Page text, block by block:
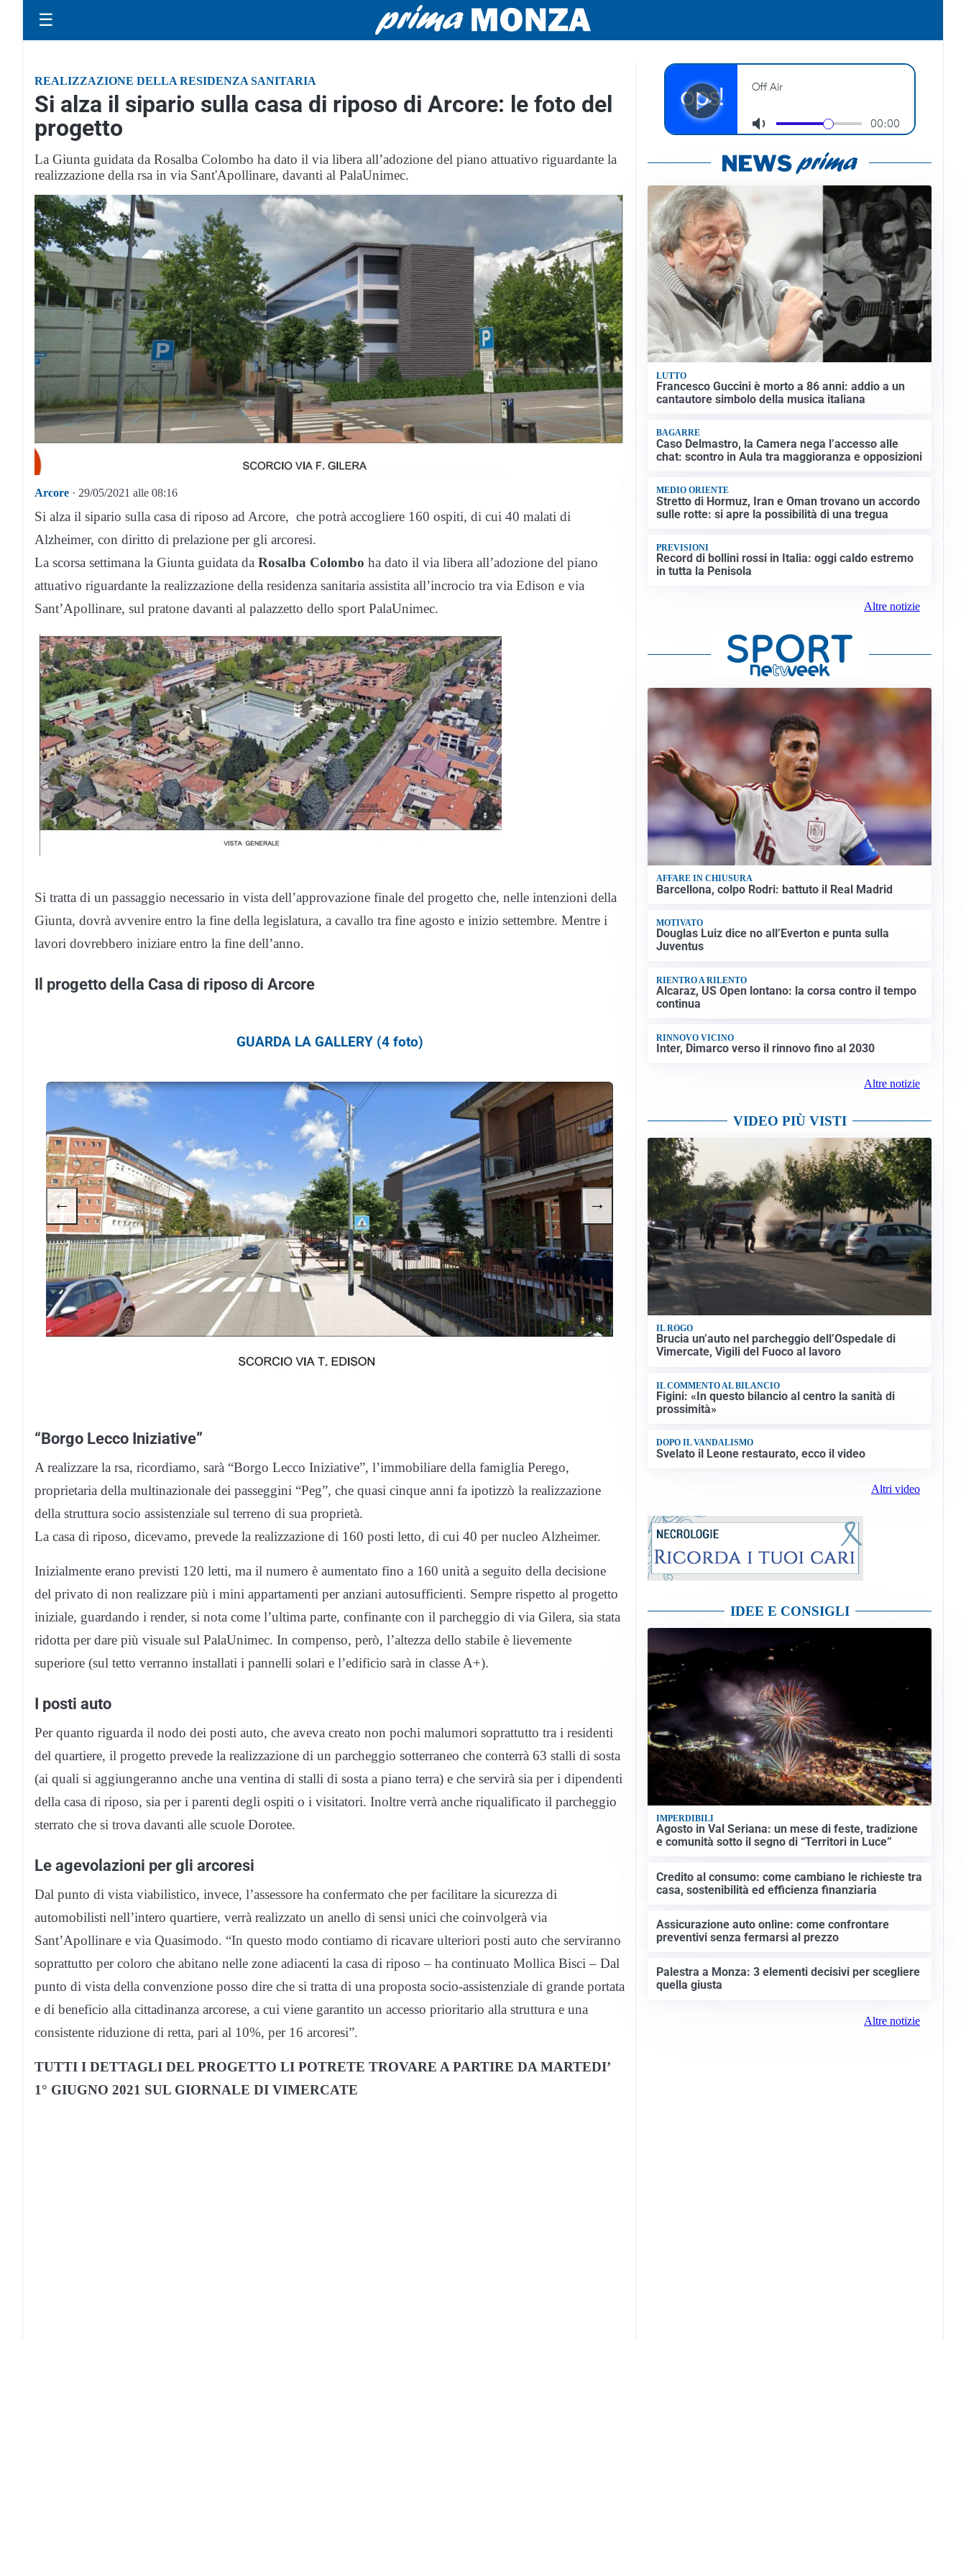
☰
REALIZZAZIONE DELLA RESIDENZA SANITARIA
Si alza il sipario sulla casa di riposo di Arcore: le foto del
progetto
La Giunta guidata da Rosalba Colombo ha dato il via libera all’adozione del piano attuativo riguardante la
realizzazione della rsa in via Sant'Apollinare, davanti al PalaUnimec.
Arcore · 29/05/2021 alle 08:16
Si alza il sipario sulla casa di riposo ad Arcore, che potrà accogliere 160 ospiti, di cui 40 malati di
Alzheimer, con diritto di prelazione per gli arcoresi.
La scorsa settimana la Giunta guidata da Rosalba Colombo ha dato il via libera all’adozione del piano
attuativo riguardante la realizzazione della residenza sanitaria assistita all’incrocio tra via Edison e via
Sant’Apollinare, sul pratone davanti al palazzetto dello sport PalaUnimec.
Si tratta di un passaggio necessario in vista dell’approvazione finale del progetto che, nelle intenzioni della
Giunta, dovrà avvenire entro la fine della legislatura, a cavallo tra fine agosto e inizio settembre. Mentre i
lavori dovrebbero iniziare entro la fine dell’anno.
Il progetto della Casa di riposo di Arcore
GUARDA LA GALLERY (4 foto)
← →
“Borgo Lecco Iniziative”
A realizzare la rsa, ricordiamo, sarà “Borgo Lecco Iniziative”, l’immobiliare della famiglia Perego,
proprietaria della multinazionale dei passeggini “Peg”, che quasi cinque anni fa ipotizzò la realizzazione
della struttura socio assistenziale sul terreno di sua proprietà.
La casa di riposo, dicevamo, prevede la realizzazione di 160 posti letto, di cui 40 per nucleo Alzheimer.
Inizialmente erano previsti 120 letti, ma il numero è aumentato fino a 160 unità a seguito della decisione
del privato di non realizzare più i mini appartamenti per anziani autosufficienti. Sempre rispetto al progetto
iniziale, guardando i render, si nota come l’ultima parte, confinante con il parcheggio di via Gilera, sia stata
ridotta per dare più visuale sul PalaUnimec. In compenso, però, l’altezza dello stabile è lievemente
superiore (sul tetto verranno installati i pannelli solari e l’edificio sarà in classe A+).
I posti auto
Per quanto riguarda il nodo dei posti auto, che aveva creato non pochi malumori soprattutto tra i residenti
del quartiere, il progetto prevede la realizzazione di un parcheggio sotterraneo che conterrà 63 stalli di sosta
(ai quali si aggiungeranno anche una ventina di stalli di sosta a piano terra) e che servirà sia per i dipendenti
della casa di riposo, sia per i parenti degli ospiti o i visitatori. Inoltre verrà anche riqualificato il parcheggio
sterrato che si trova davanti alle scuole Dorotee.
Le agevolazioni per gli arcoresi
Dal punto di vista viabilistico, invece, l’assessore ha confermato che per facilitare la sicurezza di
automobilisti nell’intero quartiere, verrà realizzato un anello di sensi unici che coinvolgerà via
Sant’Apollinare e via Quasimodo. “In questo modo contiamo di ricavare ulteriori posti auto che serviranno
soprattutto per coloro che abitano nelle zone adiacenti la casa di riposo – ha continuato Mollica Bisci – Dal
punto di vista della convenzione posso dire che si tratta di una proposta socio-assistenziale di grande portata
e di beneficio alla cittadinanza arcorese, a cui viene garantito un accesso prioritario alla struttura e una
consistente riduzione di retta, pari al 10%, per 16 arcoresi”.
TUTTI I DETTAGLI DEL PROGETTO LI POTRETE TROVARE A PARTIRE DA MARTEDI’
1° GIUGNO 2021 SUL GIORNALE DI VIMERCATE
LUTTO
Francesco Guccini è morto a 86 anni: addio a un
cantautore simbolo della musica italiana
BAGARRE
Caso Delmastro, la Camera nega l’accesso alle
chat: scontro in Aula tra maggioranza e opposizioni
MEDIO ORIENTE
Stretto di Hormuz, Iran e Oman trovano un accordo
sulle rotte: si apre la possibilità di una tregua
PREVISIONI
Record di bollini rossi in Italia: oggi caldo estremo
in tutta la Penisola
Altre notizie
AFFARE IN CHIUSURA
Barcellona, colpo Rodri: battuto il Real Madrid
MOTIVATO
Douglas Luiz dice no all’Everton e punta sulla
Juventus
RIENTRO A RILENTO
Alcaraz, US Open lontano: la corsa contro il tempo
continua
RINNOVO VICINO
Inter, Dimarco verso il rinnovo fino al 2030
Altre notizie
VIDEO PIÙ VISTI
IL ROGO
Brucia un’auto nel parcheggio dell’Ospedale di
Vimercate, Vigili del Fuoco al lavoro
IL COMMENTO AL BILANCIO
Figini: «In questo bilancio al centro la sanità di
prossimità»
DOPO IL VANDALISMO
Svelato il Leone restaurato, ecco il video
Altri video
IDEE E CONSIGLI
IMPERDIBILI
Agosto in Val Seriana: un mese di feste, tradizione
e comunità sotto il segno di “Territori in Luce”
Credito al consumo: come cambiano le richieste tra
casa, sostenibilità ed efficienza finanziaria
Assicurazione auto online: come confrontare
preventivi senza fermarsi al prezzo
Palestra a Monza: 3 elementi decisivi per scegliere
quella giusta
Altre notizie